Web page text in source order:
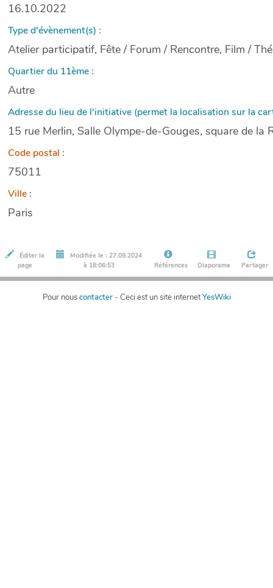
16.10.2022
Type d'évènement(s) :
Atelier participatif, Fête / Forum / Rencontre, Film /
Quartier du 11ème :
Autre
Adresse du lieu de l'initiative (permet la localisation sur la
15 rue Merlin, Salle Olympe-de-Gouges, square de la
Code postal :
75011
Ville :
Paris
Éditer la
page
Modifiée le : 27.09.2024
à 18:06:53
Références Diaporama Partager
Pour nouscontacter- Ceci est un site internetYesWiki